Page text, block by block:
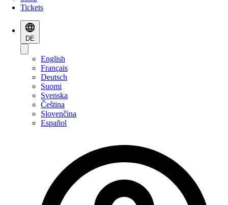
Tickets
DE
English
Français
Deutsch
Suomi
Svenska
Čeština
Slovenčina
Español